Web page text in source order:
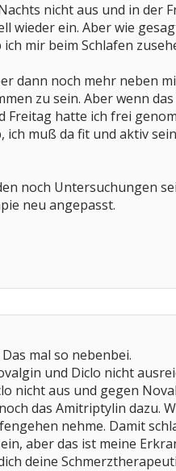
nicht aus und in der
wieder ein. Aber wie
mir beim Schlafen
dann noch mehr neben
zu sein. Aber wenn
Freitag hatte ich frei
muß da fit und aktiv
noch Untersuchungen
neu angepasst.
mal so nebenbei.
und Diclo nicht
nicht aus und gegen
das Amitriptylin dazu.
nehme. Damit
aber das ist meine
deine